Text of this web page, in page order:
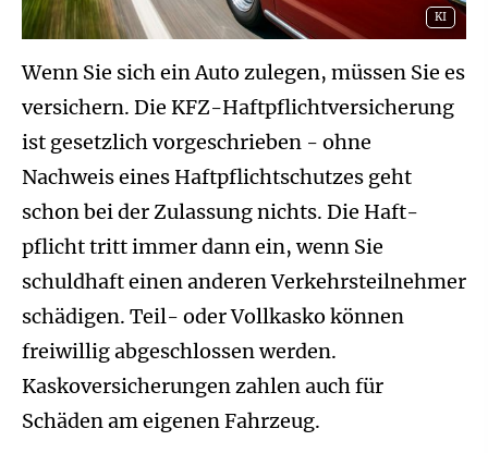
KI
Wenn Sie sich ein Auto zulegen, müssen Sie es
ver­sichern. Die KFZ-Haft­pflichtversicherung
ist gesetzlich vorgeschrieben - ohne
Nachweis eines Haft­pflichtschutzes geht
schon bei der Zulassung nichts. Die Haft­
pflicht tritt immer dann ein, wenn Sie
schuldhaft einen anderen Verkehrsteilnehmer
schädigen. Teil- oder Vollkasko können
freiwillig abgeschlossen werden.
Kaskoversicherungen zahlen auch für
Schäden am eigenen Fahrzeug.